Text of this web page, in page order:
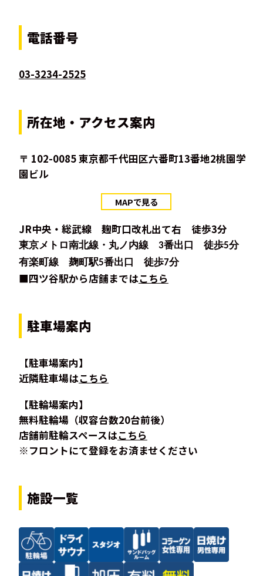
電話番号
03-3234-2525
所在地・アクセス案内
〒 102-0085 東京都千代田区六番町13番地2桃園学
園ビル
MAPで見る
JR中央・総武線 麹町口改札出て右 徒歩3分
東京メトロ南北線・丸ノ内線 3番出口 徒歩5分
有楽町線 麹町駅5番出口 徒歩7分
■四ツ谷駅から店舗まではこちら
駐車場案内
【駐車場案内】
近隣駐車場はこちら
【駐輪場案内】
無料駐輪場（収容台数20台前後）
店舗前駐輪スペースはこちら
※フロントにて登録をお済ませください
施設一覧